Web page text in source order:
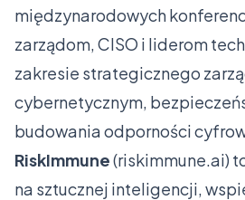
międzynarodowych
zarządom, CISO i liderom
zakresie strategicznego
cybernetycznym,
budowania odporności
RiskImmune(riskimmune.ai)
na sztucznej inteligencji,